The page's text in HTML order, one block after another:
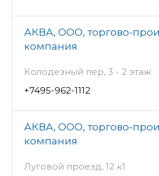
АКВА, ООО, торгово-
компания
Колодезный пер, 3 - 2 этаж
+7495-962-1112
АКВА, ООО, торгово-
компания
Луговой проезд, 12 к1